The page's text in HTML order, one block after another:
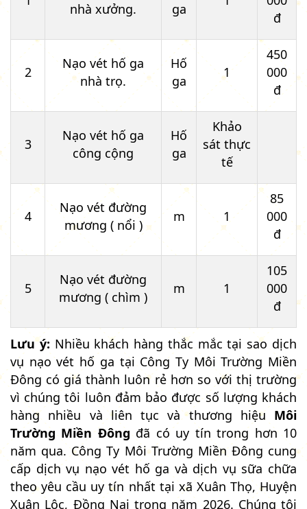
nhà xưởng.
ga
đ
2
Nạo vét hố ga
nhà trọ.
Hố
ga
1
450
000
đ
3
Nạo vét hố ga
công cộng
Hố
ga
Khảo
sát thực
tế
4
Nạo vét đường
mương ( nổi )
m 1
85
000
đ
5
Nạo vét đường
mương ( chìm )
m 1
105
000
đ
Lưu ý: Nhiều khách hàng thắc mắc tại sao dịch
vụ nạo vét hố ga tại Công Ty Môi Trường Miền
Đông có giá thành luôn rẻ hơn so với thị trường
vì chúng tôi luôn đảm bảo được số lượng khách
hàng nhiều và liên tục và thương hiệu Môi
Trường Miền Đông đã có uy tín trong hơn 10
năm qua. Công Ty Môi Trường Miền Đông cung
cấp dịch vụ nạo vét hố ga và dịch vụ sữa chữa
theo yêu cầu uy tín nhất tại xã Xuân Thọ, Huyện
Xuân Lộc, Đồng Nai trong năm 2026. Chúng tôi